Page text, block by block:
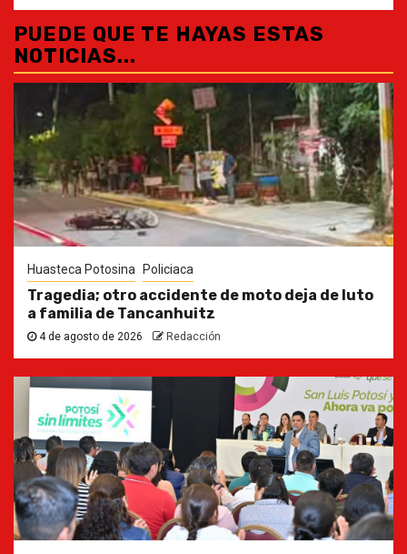
PUEDE QUE TE HAYAS ESTAS
NOTICIAS...
Huasteca Potosina Policiaca
Tragedia; otro accidente de moto deja de luto
a familia de Tancanhuitz
4 de agosto de 2026 Redacción